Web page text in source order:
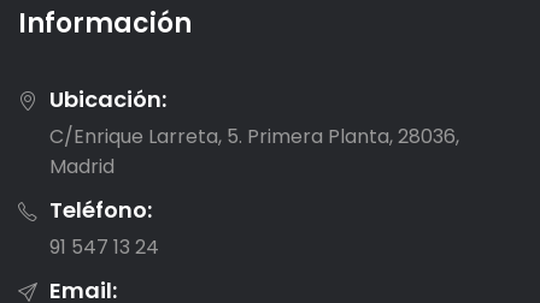
Información
Ubicación:
C/Enrique Larreta, 5. Primera Planta, 28036,
Madrid
Teléfono:
91 547 13 24
Email: